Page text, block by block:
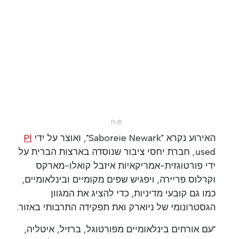
האירוע נקרא "Saboreie Newark", ואוצר על ידי
Pl
used, חברת יחסי ציבור שנוסדה בארצות הברית על
ידי פורטוגזית-אמריקאיות איזבל קואלו-מארקס
וקרלוס פריירה, ויפגיש שפים מקומיים ובינלאומיים,
כמו גם קובעי מדיניות, כדי להציג את המגוון
הגסטרונומי של ניוארק ואת תפקידה התרבותי באזור.
"עם אורחים בינלאומיים מפורטוגל, ברזיל, איטליה,